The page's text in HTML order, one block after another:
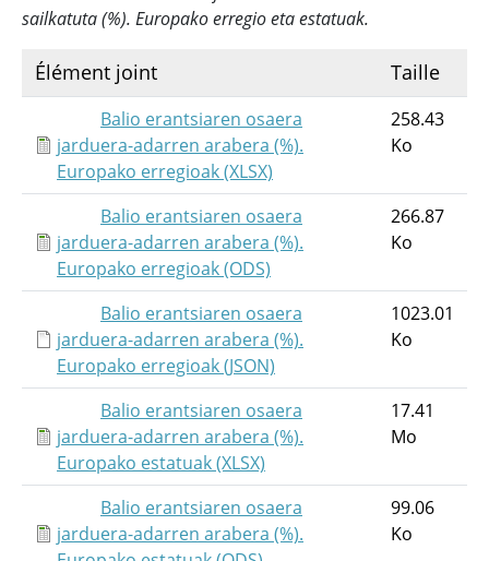
sailkatuta (%). Europako erregio eta estatuak.
Élément joint Taille
Balio erantsiaren osaera
jarduera-adarren arabera (%).
Europako erregioak (XLSX)
258.43
Ko
Balio erantsiaren osaera
jarduera-adarren arabera (%).
Europako erregioak (ODS)
266.87
Ko
Balio erantsiaren osaera
jarduera-adarren arabera (%).
Europako erregioak (JSON)
1023.01
Ko
Balio erantsiaren osaera
jarduera-adarren arabera (%).
Europako estatuak (XLSX)
17.41
Mo
Balio erantsiaren osaera
jarduera-adarren arabera (%).
99.06
Ko